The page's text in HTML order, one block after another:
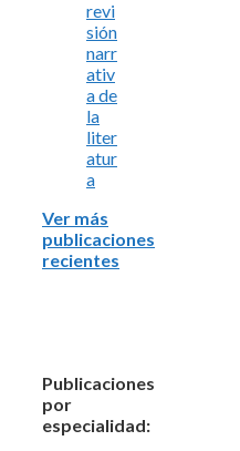
revi
sión
narr
ativ
a de
la
liter
atur
a
Ver más
publicaciones
recientes
Publicaciones
por
especialidad: